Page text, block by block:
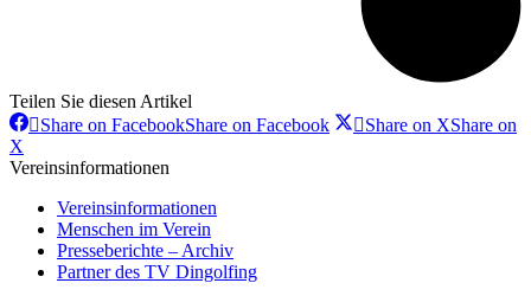
Teilen Sie diesen Artikel
Share on FacebookShare on Facebook Share on XShare on
X
Vereinsinformationen
Vereinsinformationen
Menschen im Verein
Presseberichte – Archiv
Partner des TV Dingolfing